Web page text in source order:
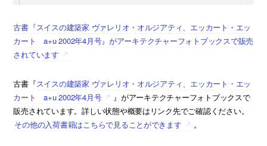
古書『スイスの建築家 ヴァレリオ・オルジアティ、エッカート・エッ
カート a+u 2002年4月号』がアーキテクチャーフォトブックスで販売
されています
古書『スイスの建築家 ヴァレリオ・オルジアティ、エッカート・エッ
カート a+u 2002年4月号
』がアーキテクチャーフォトブックスで
販売されています。詳しい状態や概要はリンク先でご確認ください。
その他の入荷書籍はこちらで見ることができます
。